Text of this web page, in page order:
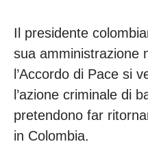
Il presidente
sua amministrazione
l’Accordo di Pace si
l’azione criminale di
pretendono far
in Colombia.